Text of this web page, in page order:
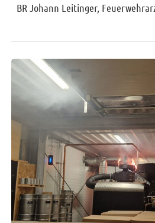
BR Johann Leitinger,